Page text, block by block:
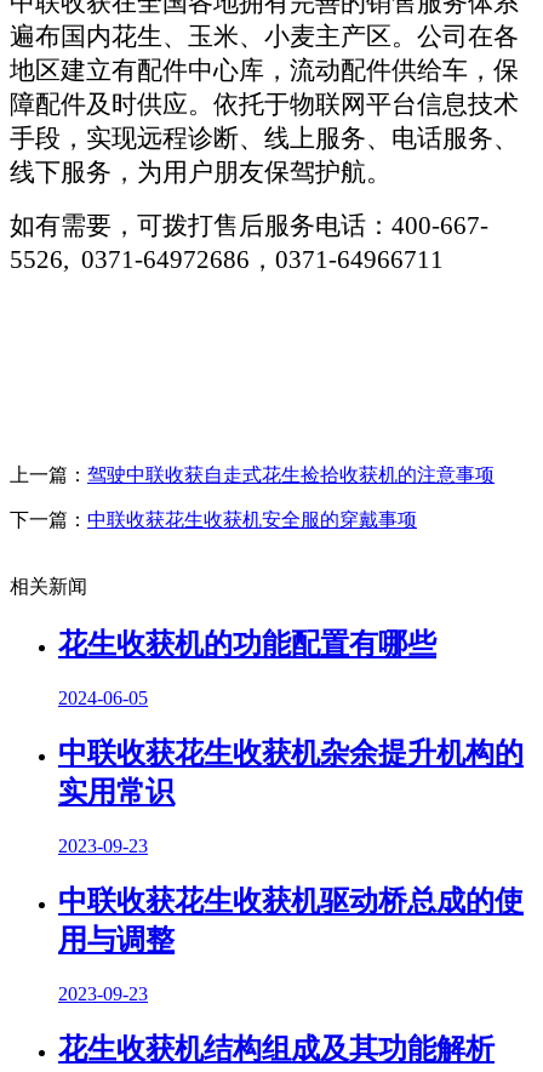
遍布国内花生、玉米、小麦主产区。公司在各
地区建立有配件中心库，流动配件供给车，保
障配件及时供应。依托于物联网平台信息技术
手段，实现远程诊断、线上服务、电话服务、
线下服务，为用户朋友保驾护航。
如有需要，可拨打售后服务电话：400-667-
5526, 0371-64972686，0371-64966711
上一篇： 驾驶中联收获自走式花生捡拾收获机的注意事项
下一篇： 中联收获花生收获机安全服的穿戴事项
相关新闻
花生收获机的功能配置有哪些
2024-06-05
中联收获花生收获机杂余提升机构的
实用常识
2023-09-23
中联收获花生收获机驱动桥总成的使
用与调整
2023-09-23
花生收获机结构组成及其功能解析